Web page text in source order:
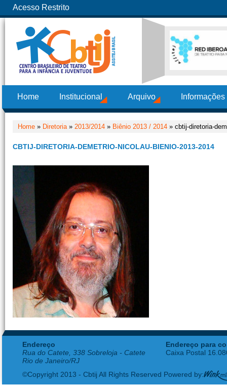
Acesso Restrito
Home Institucional Arquivo
Home » Diretoria» 2013/2014 » Biênio 2013 / 2014 » cbtij-diretoria-
CBTIJ-DIRETORIA-DEMETRIO-NICOLAU-BIENIO-2013-2014
Endereço
Rua do Catete, 338 Sobreloja - Catete
Rio de Janeiro/RJ
Endereço para
Caixa Postal
©Copyright 2013 - Cbtij All Rights Reserved Powered by: